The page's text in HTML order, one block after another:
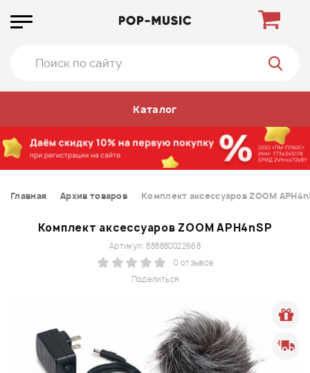
Каталог
Главная Архив товаров Комплект аксессуаров ZOOM
Комплект аксессуаров ZOOM APH4nSP
Поделиться
Артикул: 888880022668
0 отзывов